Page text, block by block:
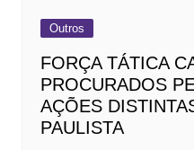
Outros
FORÇA TÁTICA
PROCURADOS
AÇÕES
PAULISTA